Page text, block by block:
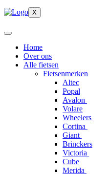
X
Home
Over ons
Alle fietsen
Fietsenmerken
Altec
Popal
Avalon
Volare
Wheelers
Cortina
Giant
Brinckers
Victoria
Cube
Merida